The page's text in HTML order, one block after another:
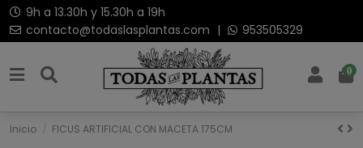
9h a 13.30h y 15.30h a 19h
contacto@todaslasplantas.com | 953505329
0
Inicio FICUS ARTIFICIAL CON MACETA 175CM